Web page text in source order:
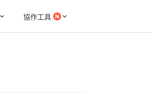
協作工具